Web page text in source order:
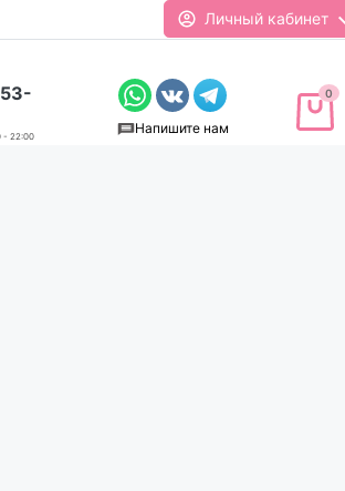
Личный кабинет
Напишите нам
- 22:00
0